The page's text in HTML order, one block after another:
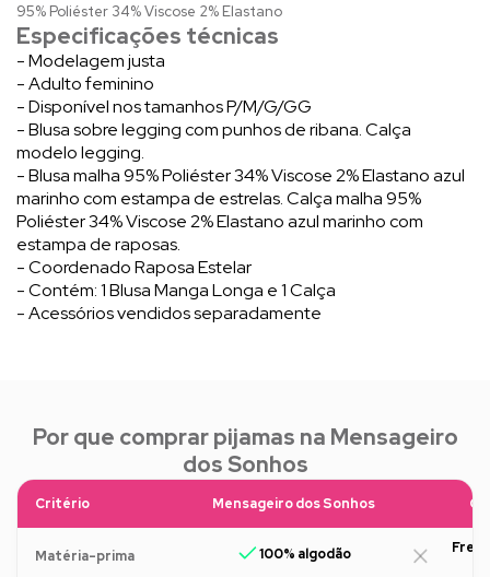
95% Poliéster 34% Viscose 2% Elastano
Especificações técnicas
- Modelagem justa
- Adulto feminino
- Disponível nos tamanhos P/M/G/GG
- Blusa sobre legging com punhos de ribana. Calça
modelo legging.
- Blusa malha 95% Poliéster 34% Viscose 2% Elastano azul
marinho com estampa de estrelas. Calça malha 95%
Poliéster 34% Viscose 2% Elastano azul marinho com
estampa de raposas.
- Coordenado Raposa Estelar
- Contém: 1 Blusa Manga Longa e 1 Calça
- Acessórios vendidos separadamente
Por que comprar pijamas na Mensageiro
dos Sonhos
Critério Mensageiro dos Sonhos
Matéria-prima 100% algodão